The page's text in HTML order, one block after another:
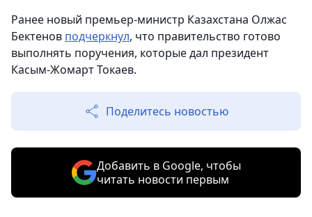
Ранее новый премьер-министр Казахстана Олжас
Бектенов подчеркнул, что правительство готово
выполнять поручения, которые дал президент
Касым-Жомарт Токаев.
Поделитесь новостью
Добавить в Google, чтобы
читать новости первым